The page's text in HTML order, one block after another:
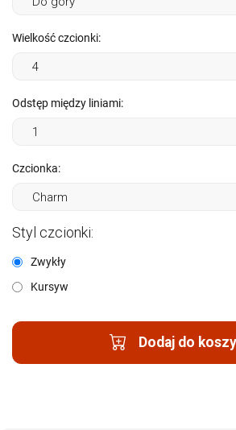
Wielkość czcionki:
Odstęp między liniami:
Czcionka:
Styl czcionki:
Zwykły
Kursyw
Dodaj do